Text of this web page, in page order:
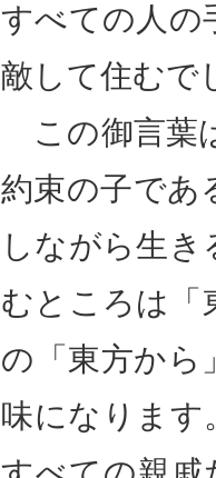
すべての人の
敵して住むで
この御言葉
約束の子であ
しながら生
むところは「
の「東方から
味になります